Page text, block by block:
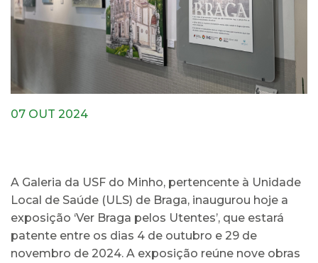
07 OUT 2024
A Galeria da USF do Minho, pertencente à Unidade
Local de Saúde (ULS) de Braga, inaugurou hoje a
exposição ‘Ver Braga pelos Utentes’, que estará
patente entre os dias 4 de outubro e 29 de
novembro de 2024. A exposição reúne nove obras